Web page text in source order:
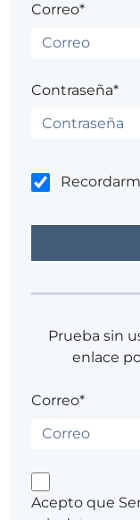
Correo*
Contraseña*
Prueba sin
enlace
Correo*
Acepto que